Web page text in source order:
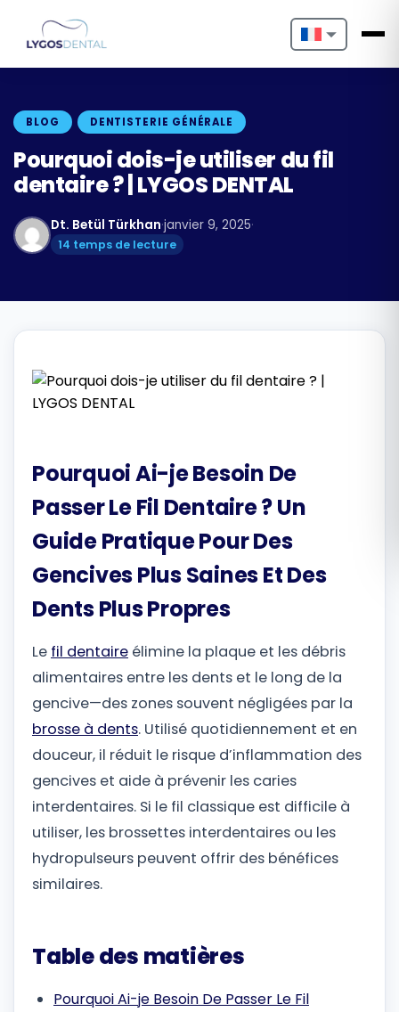
Nederlands
Français
Русский
BLOG DENTISTERIE GÉNÉRALE
Pourquoi dois-je utiliser du fil
dentaire ? | LYGOS DENTAL
Dt. Betül Türkhan·janvier 9, 2025·
14 temps de lecture
Pourquoi Ai-je Besoin De
Passer Le Fil Dentaire ? Un
Guide Pratique Pour Des
Gencives Plus Saines Et Des
Dents Plus Propres
Le fil dentaire élimine la plaque et les débris
alimentaires entre les dents et le long de la
gencive—des zones souvent négligées par la
brosse à dents. Utilisé quotidiennement et en
douceur, il réduit le risque d’inflammation des
gencives et aide à prévenir les caries
interdentaires. Si le fil classique est difficile à
utiliser, les brossettes interdentaires ou les
hydropulseurs peuvent offrir des bénéfices
similaires.
Table des matières
Pourquoi Ai-je Besoin De Passer Le Fil